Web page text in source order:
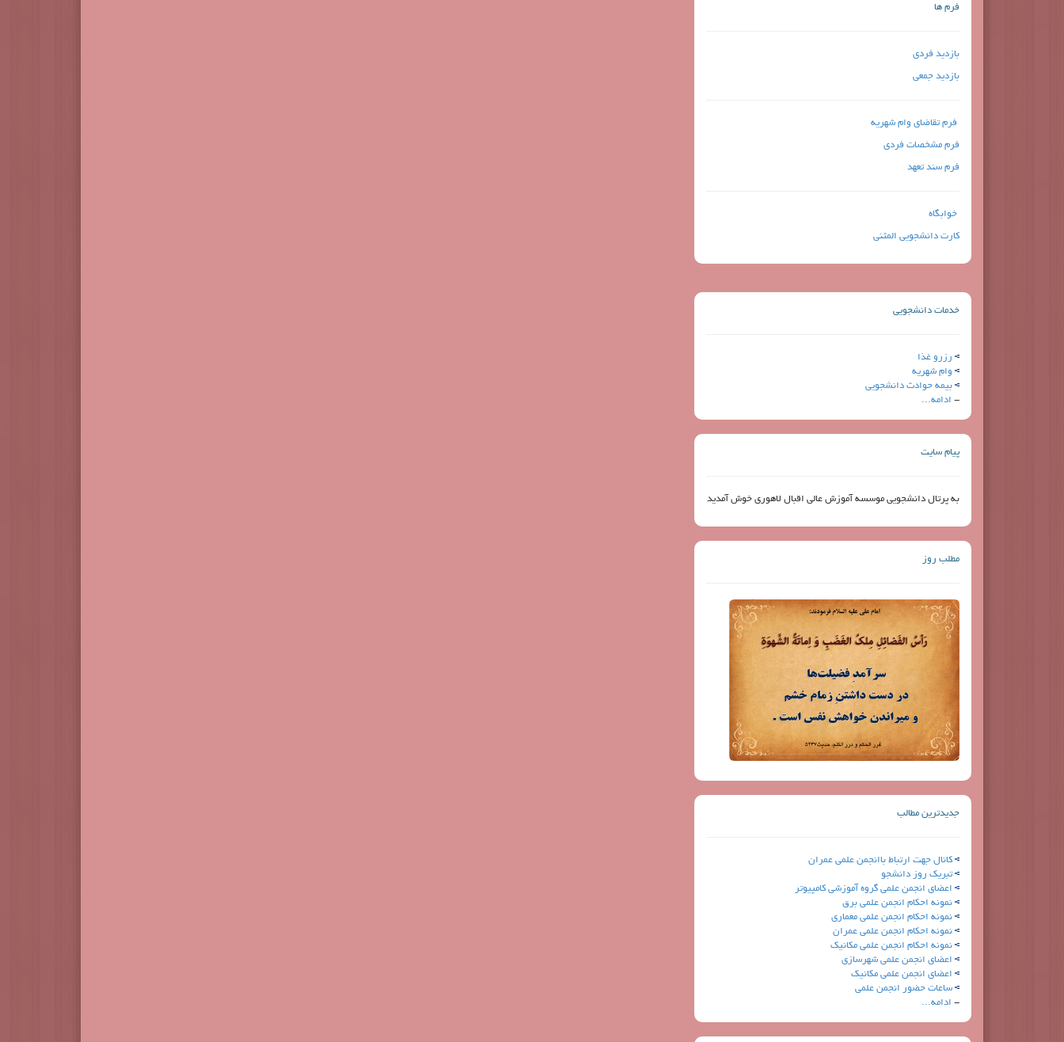
فرم ها
بازدید فردی
بازدید جمعی
فرم تقاضای وام شهریه
فرم مشخصات فردی
فرم سند تعهد
خوابگاه
کارت دانشجویی المثنی
خدمات دانشجویی
رزرو غذا
وام شهریه
بیمه حوادث دانشجویی
- ادامه...
پیام سایت
به پرتال دانشجویی موسسه آموزش عالی اقبال لاهوری خوش آمدید
مطلب روز
جدیدترین مطالب
کانال جهت ارتباط باانجمن علمی عمران
تبریک روز دانشجو
اعضای انجمن علمی گروه آموزشی کامپیوتر
نمونه احکام انجمن علمی برق
نمونه احکام انجمن علمی معماری
نمونه احکام انجمن علمی عمران
نمونه احکام انجمن علمی مکانیک
اعضای انجمن علمی شهرسازی
اعضای انجمن علمی مکانیک
ساعات حضور انجمن علمی
- ادامه...